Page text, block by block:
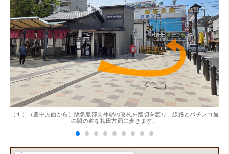
（１）（豊中方面から）阪急服部天神駅の改札を踏切を渡り、線路とパチンコ屋
の間の道を梅田方面に歩きます。